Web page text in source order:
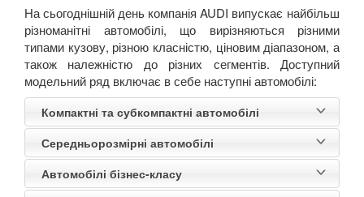
На сьогоднішній день компанія AUDI випускає найбільш
різноманітні автомобілі, що вирізняються різними
типами кузову, різною класністю, ціновим діапазоном, а
також належністю до різних сегментів. Доступний
модельний ряд включає в себе наступні автомобілі:
Компактні та субкомпактні автомобілі
Середньорозмірні автомобілі
Автомобілі бізнес-класу